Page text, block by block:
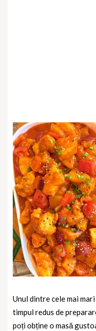
Unul dintre cele mai
timpul redus de
poți obține o masă